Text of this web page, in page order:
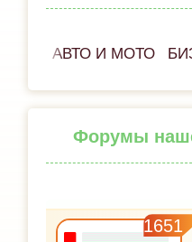
АВТО И МОТО
Форумы
1651